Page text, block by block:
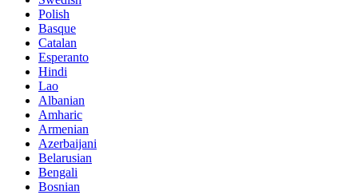
Polish
Basque
Catalan
Esperanto
Hindi
Lao
Albanian
Amharic
Armenian
Azerbaijani
Belarusian
Bengali
Bosnian